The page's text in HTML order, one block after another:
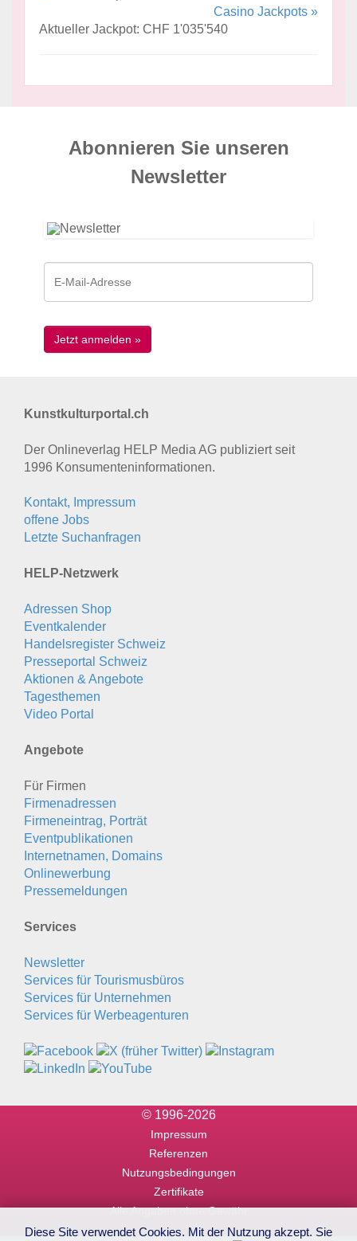
Casino Jackpots »
Aktueller Jackpot: CHF 1'035'540
Abonnieren Sie unseren
News­letter
Kunstkulturportal.ch
Der Onlineverlag HELP Media AG publiziert seit
1996 Konsumenten­informationen.
Kontakt, Impressum
offene Jobs
Letzte Suchanfragen
HELP-Netzwerk
Adressen Shop
Eventkalender
Handelsregister Schweiz
Presseportal Schweiz
Aktionen & Angebote
Tagesthemen
Video Portal
Angebote
Für Firmen
Firmenadressen
Firmeneintrag, Porträt
Eventpublikationen
Internetnamen, Domains
Onlinewerbung
Pressemeldungen
Services
Newsletter
Services für Tourismusbüros
Services für Unternehmen
Services für Werbeagenturen
© 1996-2026
Impressum
Referenzen
Nutzungsbedingungen
Zertifikate
Alle Angaben ohne Gewähr
Diese Site verwendet Cookies. Mit der Nutzung akzept. Sie